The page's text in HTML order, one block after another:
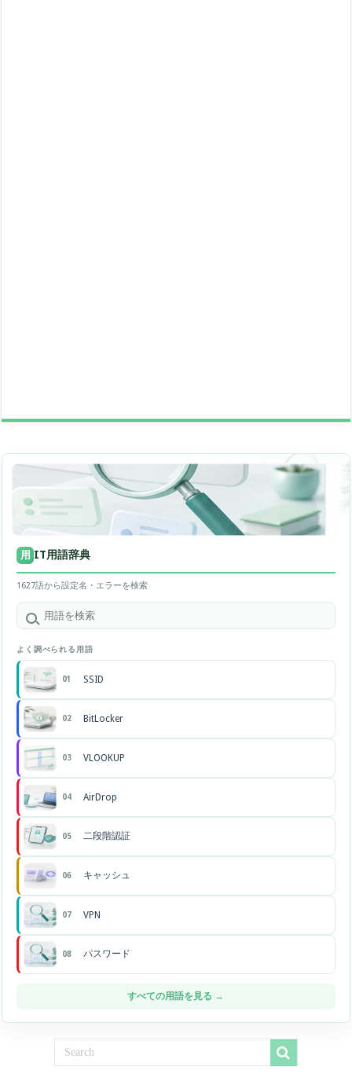
用 IT用語辞典
1627語から設定名・エラーを検索
よく調べられる用語
01 SSID
02 BitLocker
03 VLOOKUP
04 AirDrop
05 二段階認証
06 キャッシュ
07 VPN
08 パスワード
すべての用語を見る →